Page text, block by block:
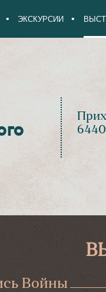
ЭКСКУРСИИ
Войны